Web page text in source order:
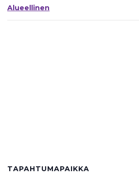
Alueellinen
TAPAHTUMAPAIKKA